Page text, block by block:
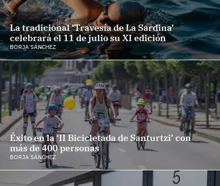
La tradicional ‘Travesía de La Sardina’
celebrará el 11 de julio su XI edición
BORJA SÁNCHEZ
Éxito en la ‘II Bicicletada de Santurtzi’ con
más de 400 personas
BORJA SÁNCHEZ